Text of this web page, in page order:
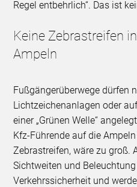
Regel entbehrlich“. Das ist
Keine Zebrastreifen
Ampeln
Fußgängerüberwege dürfen
Lichtzeichenanlagen oder
einer „Grünen Welle“
Kfz-Führende auf die
Zebrastreifen, wäre zu groß.
Sichtweiten und
Verkehrssicherheit und